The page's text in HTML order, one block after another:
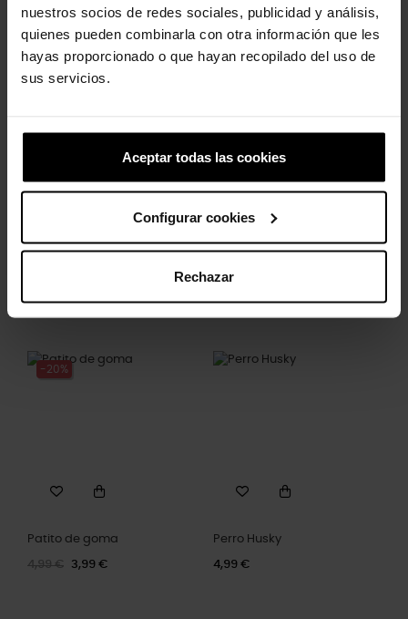
nuestros socios de redes sociales, publicidad y análisis,
quienes pueden combinarla con otra información que les
hayas proporcionado o que hayan recopilado del uso de
sus servicios.
Aceptar todas las cookies
Configurar cookies
Rechazar
Los clientes que compraron este
producto también han comprado:
Araña y telaraña elevada
5,99 € 4,79 €
Piña
4,99 € 3,99 €
-20%
Patito de goma
4,99 € 3,99 €
Perro Husky
4,99 €